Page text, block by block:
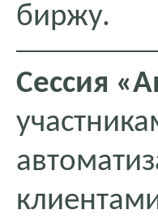
биржу.
Сессия